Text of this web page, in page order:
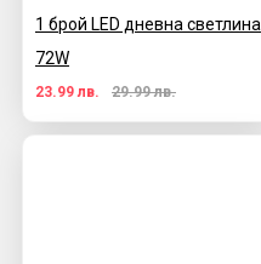
1 брой LED дневна светлина
72W
23.99 лв. 29.99 лв.